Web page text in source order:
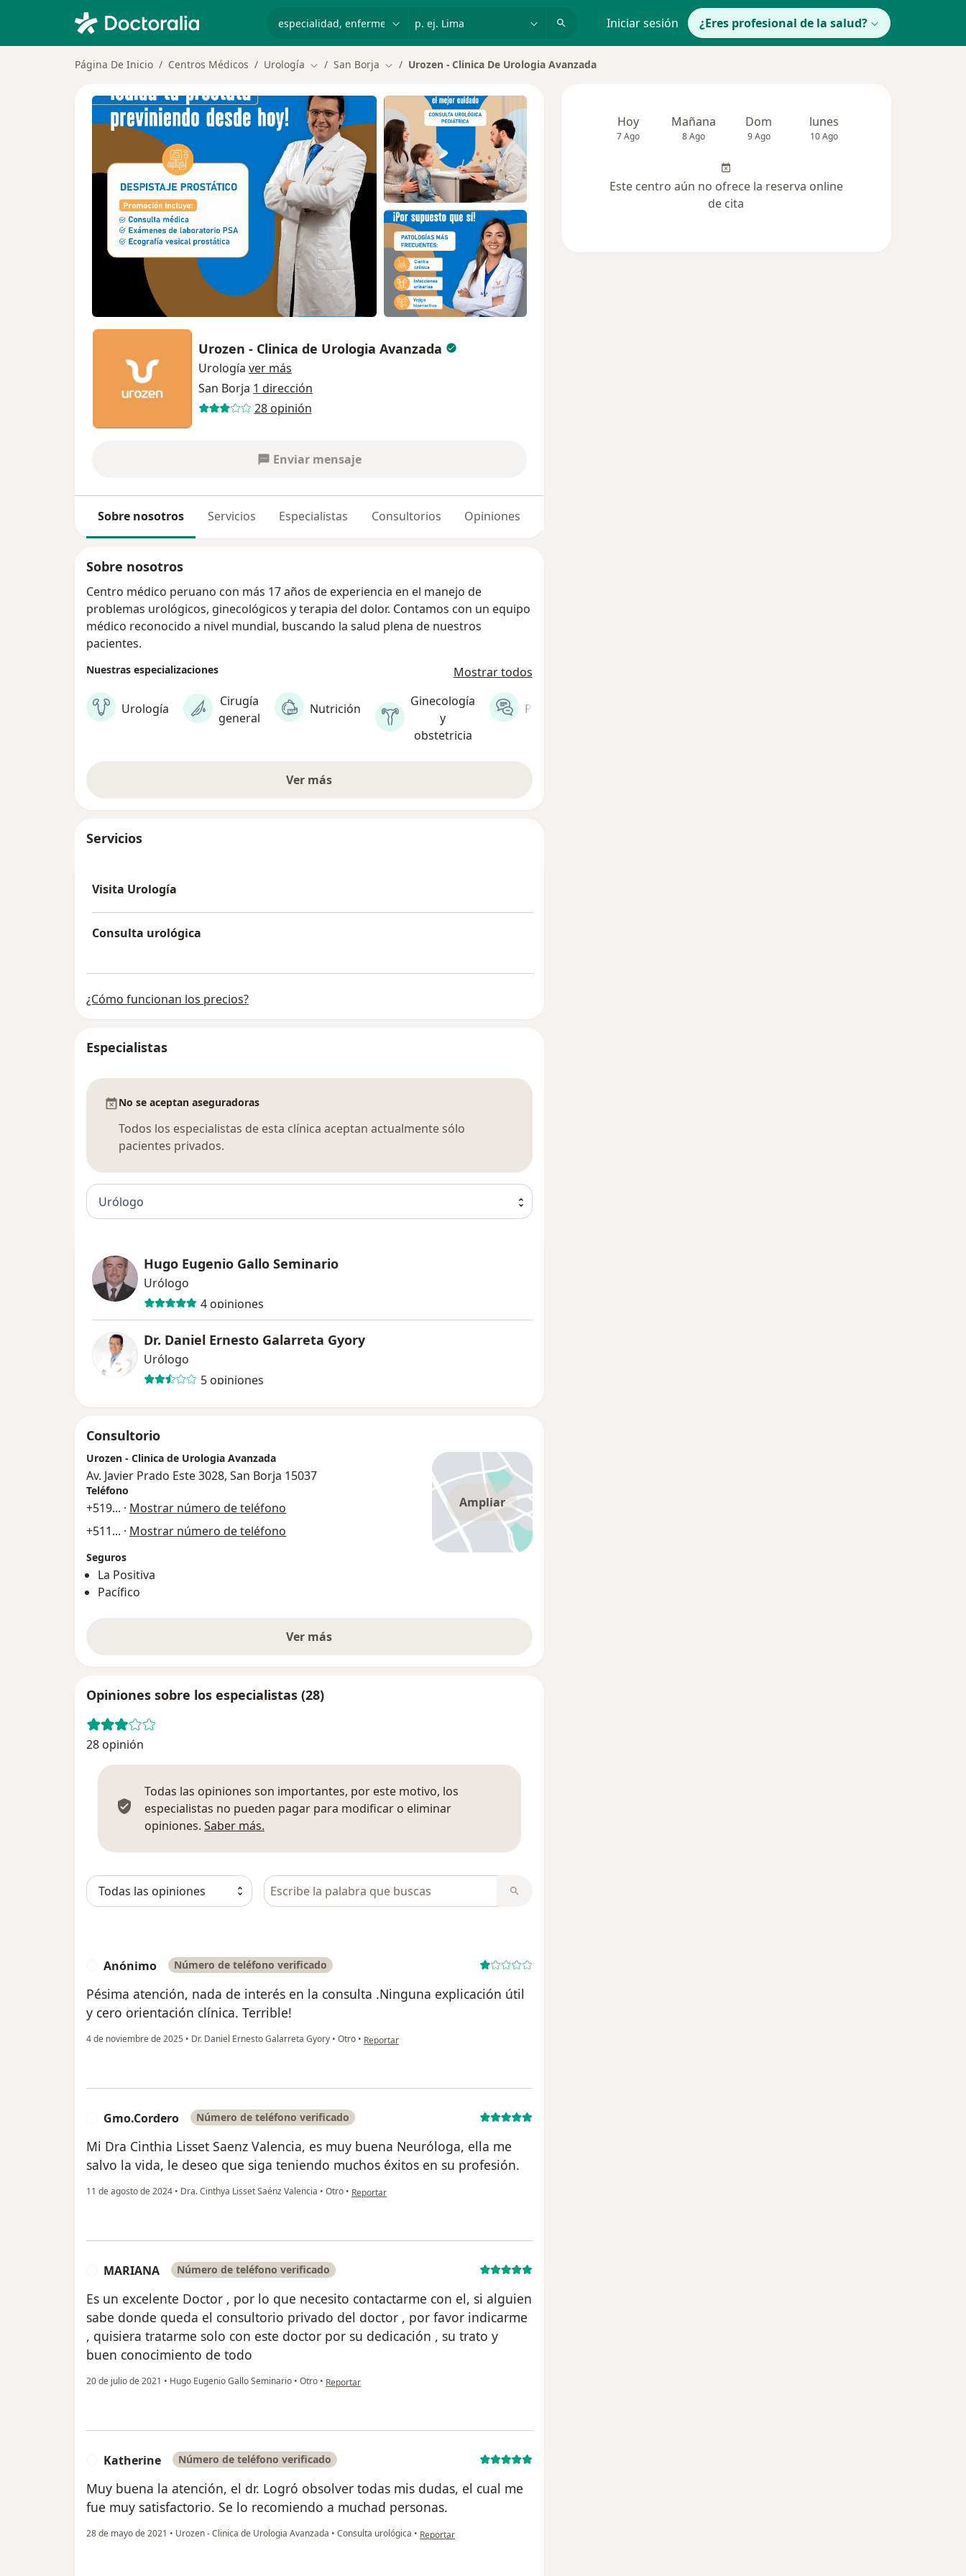
Iniciar sesión ¿Eres profesional de la salud?
Página De Inicio Centros Médicos Urología Cambiar de ciudad
San Borja Cambiar de ciudad
Urozen - Clinica De Urologia Avanzada
Urozen - Clinica de Urologia Avanzada
Urología ver más
San Borja 1 dirección
28 opinión
Enviar mensaje
Sobre nosotros Servicios Especialistas Consultorios Opiniones
Sobre nosotros
Centro médico peruano con más 17 años de experiencia en el manejo de
problemas urológicos, ginecológicos y terapia del dolor. Contamos con un equipo
médico reconocido a nivel mundial, buscando la salud plena de nuestros
pacientes.
Nuestras especializaciones Mostrar todos
Urología
Cirugía
general
Nutrición
Ginecología
y
obstetricia
Psicología
Ver más
Servicios
Visita Urología
Consulta urológica
¿Cómo funcionan los precios?
Especialistas
No se aceptan aseguradoras
Todos los especialistas de esta clínica aceptan actualmente sólo
pacientes privados.
Urólogo
Hugo Eugenio Gallo Seminario
Urólogo
4 opiniones
Dr. Daniel Ernesto Galarreta Gyory
Urólogo
5 opiniones
Consultorio
Ampliar
Urozen - Clinica de Urologia Avanzada
Av. Javier Prado Este 3028, San Borja 15037
Teléfono
+519... · Mostrar número de teléfono
+511... · Mostrar número de teléfono
Seguros
La Positiva
Pacífico
Ver más
Opiniones sobre los especialistas (28)
28 opinión
Todas las opiniones son importantes, por este motivo, los
especialistas no pueden pagar para modificar o eliminar
opiniones. Saber más.
Busca en opiniones
Anónimo Número de teléfono verificado
Pésima atención, nada de interés en la consulta .Ninguna explicación útil
y cero orientación clínica. Terrible!
4 de noviembre de 2025 • Dr. Daniel Ernesto Galarreta Gyory • Otro • en opinión del usuario Anónimo
Reportar
Gmo.Cordero Número de teléfono verificado
Mi Dra Cinthia Lisset Saenz Valencia, es muy buena Neuróloga, ella me
salvo la vida, le deseo que siga teniendo muchos éxitos en su profesión.
11 de agosto de 2024 • Dra. Cinthya Lisset Saénz Valencia • Otro • en opinión del usuario Gmo.Cordero
Reportar
MARIANA Número de teléfono verificado
Es un excelente Doctor , por lo que necesito contactarme con el, si alguien
sabe donde queda el consultorio privado del doctor , por favor indicarme
, quisiera tratarme solo con este doctor por su dedicación , su trato y
buen conocimiento de todo
20 de julio de 2021 • Hugo Eugenio Gallo Seminario • Otro • en opinión del usuario MARIANA
Reportar
Katherine Número de teléfono verificado
Muy buena la atención, el dr. Logró obsolver todas mis dudas, el cual me
fue muy satisfactorio. Se lo recomiendo a muchad personas.
28 de mayo de 2021 • Urozen - Clinica de Urologia Avanzada • Consulta urológica • en opinión del usuario Katherine
Reportar
Hoy
7 Ago
Mañana
8 Ago
Dom
9 Ago
lunes
10 Ago
Este centro aún no ofrece la reserva online
de cita